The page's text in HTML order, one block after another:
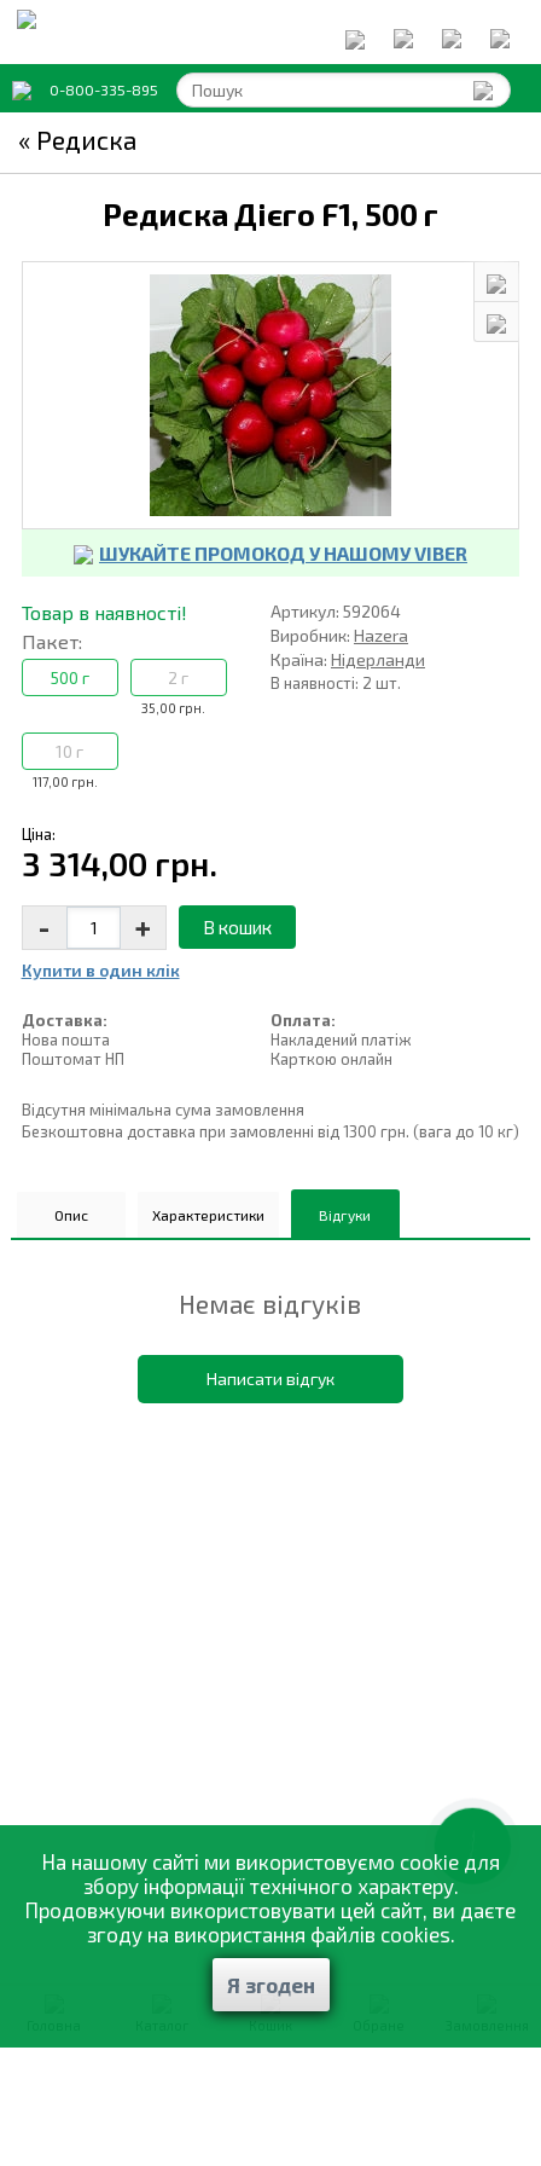
0-800-335-895
« Редиска
Редиска Дієго F1, 500 г
ШУКАЙТЕ ПРОМОКОД У НАШОМУ VIBER
Товар в наявності!
Пакет:
500 г
35,00 грн.
2 г
117,00 грн.
10 г
Артикул: 592064
Виробник: Hazera
Країна: Нідерланди
В наявності: 2 шт.
Ціна:
3 314,00 грн.
- + В кошик
Купити в один клiк
Доставка:
Нова пошта
Поштомат НП
Оплата:
Накладений платiж
Карткою онлайн
Відсутня мінімальна сума замовлення
Безкоштовна доставка при замовленні від 1300 грн. (вага до 10 кг)
Опис Характеристики Відгуки
Немає відгуків
Написати відгук
Кошик
На нашому сайті ми використовуємо cookie для
збору інформації технічного характеру.
Продовжуючи використовувати цей сайт, ви даєте
згоду на використання файлів cookies.
Я згоден